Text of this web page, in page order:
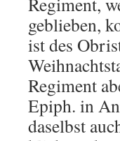
geblieben,
ist des
Regiment
Epiph. in
daselbst